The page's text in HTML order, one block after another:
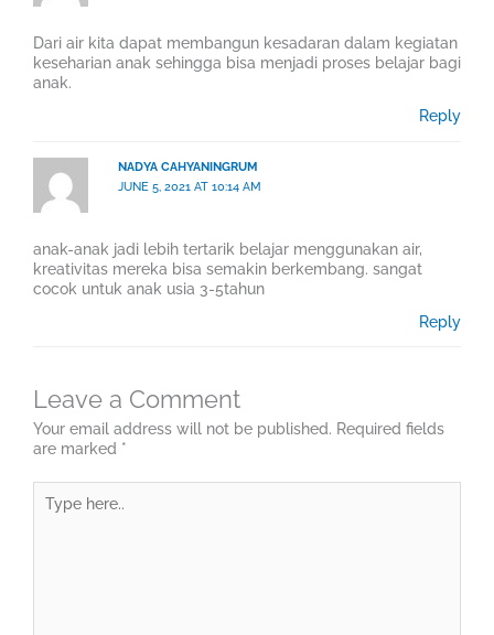
Dari air kita dapat membangun kesadaran dalam kegiatan
keseharian anak sehingga bisa menjadi proses belajar bagi
anak.
Reply
NADYA CAHYANINGRUM
JUNE 5, 2021 AT 10:14 AM
anak-anak jadi lebih tertarik belajar menggunakan air,
kreativitas mereka bisa semakin berkembang. sangat
cocok untuk anak usia 3-5tahun
Reply
Leave a Comment
Your email address will not be published. Required fields
are marked *
here..